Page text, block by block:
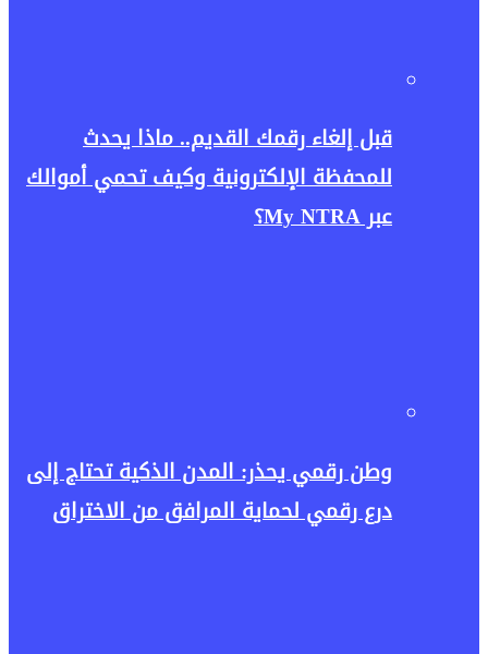
قبل إلغاء رقمك القديم.. ماذا يحدث
للمحفظة الإلكترونية وكيف تحمي أموالك
عبر My NTRA؟
وطن رقمي يحذر: المدن الذكية تحتاج إلى
درع رقمي لحماية المرافق من الاختراق